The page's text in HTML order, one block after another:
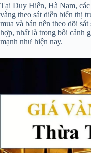
Tại Duy Hiển, Hà Nam, các
vàng theo sát diễn biến thị
mua và bán nên theo dõi
hợp, nhất là trong bối cảnh
mạnh như hiện nay.